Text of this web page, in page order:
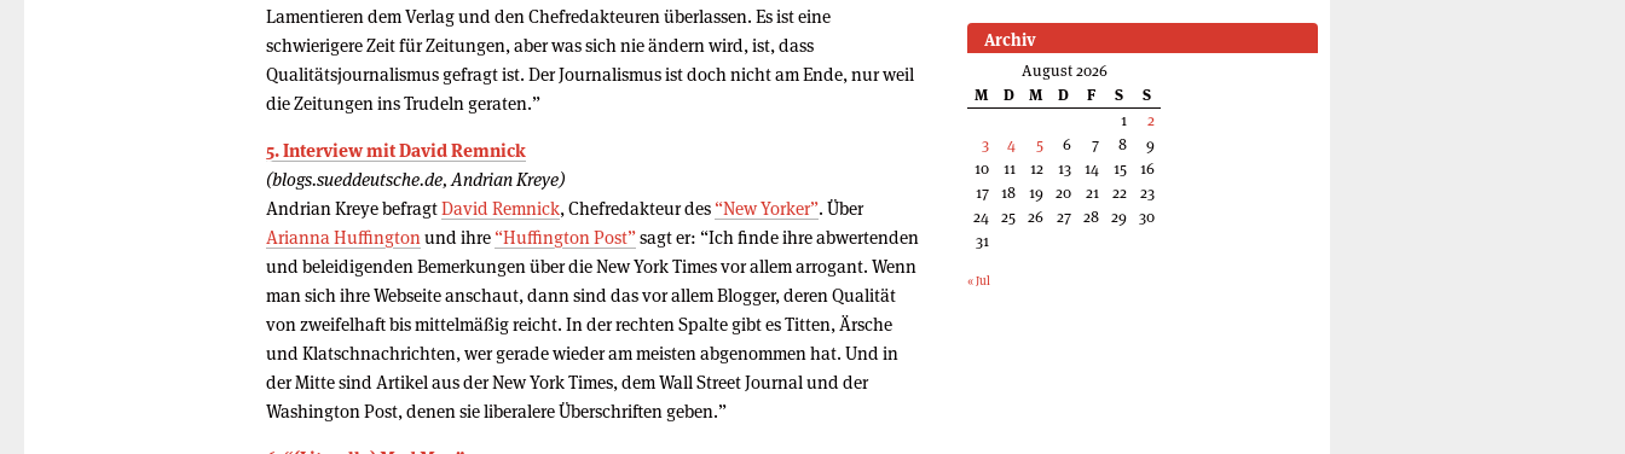
Lamentieren dem Verlag und den Chefredakteuren überlassen. Es ist eine
schwierigere Zeit für Zeitungen, aber was sich nie ändern wird, ist, dass
Qualitätsjournalismus gefragt ist. Der Journalismus ist doch nicht am Ende, nur weil
die Zeitungen ins Trudeln geraten.”
5. Interview mit David Remnick
(blogs.sueddeutsche.de, Andrian Kreye)
Andrian Kreye befragtDavid Remnick, Chefredakteur des “New Yorker”. Über
Arianna Huffington und ihre “Huffington Post”sagt er: “Ich finde ihre abwertenden
und beleidigenden Bemerkungen über die New York Times vor allem arrogant. Wenn
man sich ihre Webseite anschaut, dann sind das vor allem Blogger, deren Qualität
von zweifelhaft bis mittelmäßig reicht. In der rechten Spalte gibt es Titten, Ärsche
und Klatschnachrichten, wer gerade wieder am meisten abgenommen hat. Und in
der Mitte sind Artikel aus der New York Times, dem Wall Street Journal und der
Washington Post, denen sie liberalere Überschriften geben.”
Archiv
August 2026
M
D M D F S
S
1
2
3
4 5 6 7 8
9
10
11 12 13 14 15
16
17 18 19 20 21 22
23
24 25 26 27 28 29 30
31
« Jul